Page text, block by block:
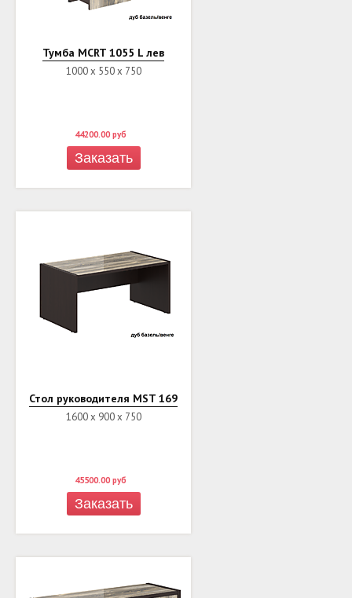
Тумба MCRT 1055 L лев
1000 х 550 х 750
44200.00 руб
Заказать
Стол руководителя MST 169
1600 х 900 х 750
45500.00 руб
Заказать